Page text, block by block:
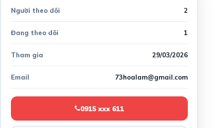
Người theo dõi 2
Đang theo dõi 1
Tham gia 29/03/2026
Email 73hoalam@gmail.com
0915 xxx 611